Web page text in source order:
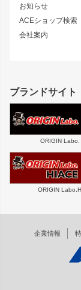
お知らせ
ACEショップ検索
会社案内
シルエイティ
スズキ
GS350
SC
スバル
軽自動車
ホイール
MUD-S7
MUD-SR7
ボンネット
フェンダー
サイドパーツ
ハイエースパーツ
ホイール
DAYTONA-RS
エアロシリーズ
RUGGER MODEL
オーバーフェンダー
ブランドサイト
ORIGIN Labo.
ORIGIN
企業情報